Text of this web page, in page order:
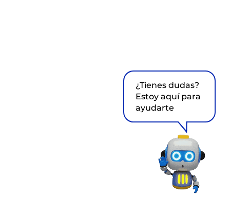
¿Tienes dudas?
Estoy aquí para
ayudarte